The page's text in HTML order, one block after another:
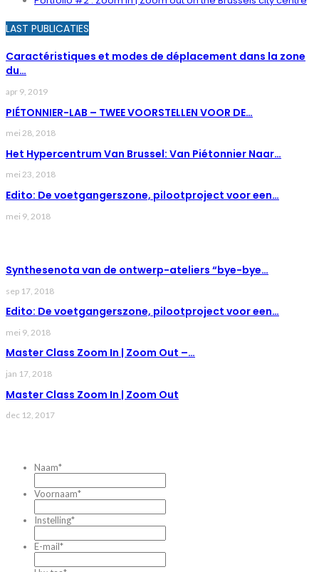
LAST PUBLICATIES
Caractéristiques et modes de déplacement dans la zone
du…
apr 9, 2019
PIÉTONNIER-LAB – TWEE VOORSTELLEN VOOR DE…
mei 28, 2018
Het Hypercentrum Van Brussel: Van Piétonnier Naar…
mei 23, 2018
Edito: De voetgangerszone, pilootproject voor een…
mei 9, 2018
Synthesenota van de ontwerp-ateliers “bye-bye…
sep 17, 2018
Edito: De voetgangerszone, pilootproject voor een…
mei 9, 2018
Master Class Zoom In | Zoom Out –…
jan 17, 2018
Master Class Zoom In | Zoom Out
dec 12, 2017
Naam*
Voornaam*
Instelling*
E-mail*